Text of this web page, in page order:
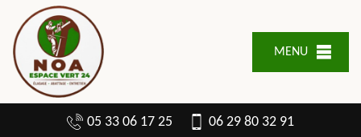
MENU
05 33 06 17 25 06 29 80 32 91